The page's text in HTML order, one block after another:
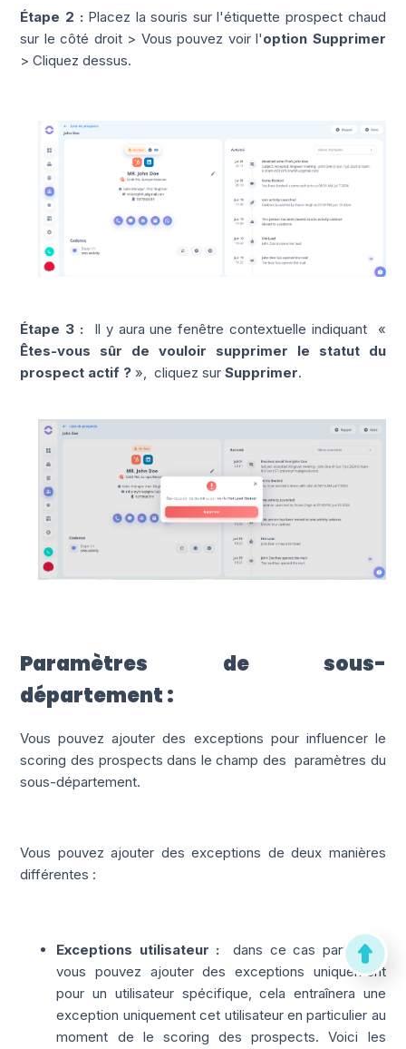
Étape 2 : Placez la souris surl'étiquette prospect chaud
sur le côté droit > Vous pouvez voirl'option Supprimer
> Cliquez dessus.
Étape 3 : Il y aura une fenêtre contextuelle indiquant «
Êtes-vous sûr de vouloir supprimer le statut du
prospect actif ? », cliquez surSupprimer.
Paramètres de sous-
département :
Vous pouvez ajouter des exceptions pour influencer le
scoring des prospects dans le champ des paramètres du
sous-département.
Vous pouvez ajouter des exceptions de deux manières
différentes :
Exceptions utilisateur :
dans ce cas particulier,
vous pouvez ajouter des exceptions uniquement
pour un utilisateur spécifique, cela entraînera une
exception uniquement cet utilisateur en particulier au
moment de le scoring des prospects. Voici les